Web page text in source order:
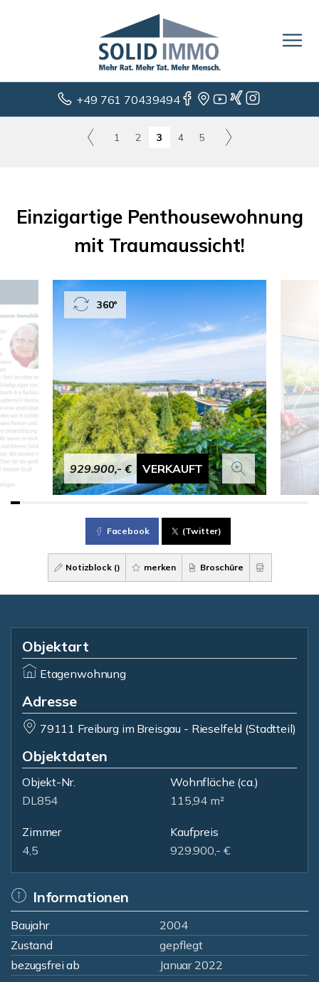
+49 761 70439494
1 2 3 4 5
Einzigartige Penthousewohnung
mit Traumaussicht!
929.900,- € VERKAUFT
360°
Facebook (Twitter)
Notizblock () merken Broschüre
Objektart
Etagenwohnung
Adresse
79111 Freiburg im Breisgau - Rieselfeld (Stadtteil)
Objektdaten
Objekt-Nr.
DL854
Wohnfläche (ca.)
115,94 m²
Zimmer
4,5
Kaufpreis
929.900,- €
Informationen
Baujahr
2004
Zustand
gepflegt
bezugsfrei ab
Januar 2022